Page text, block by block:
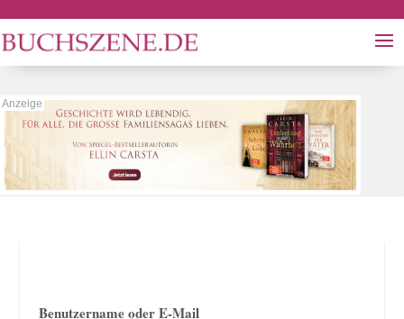
Benutzername oder E-Mail